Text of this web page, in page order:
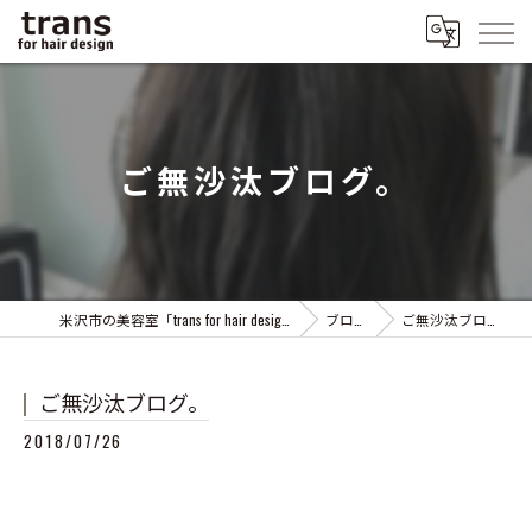
ご無沙汰ブログ。
ブログ ご無沙汰ブログ。
ご無沙汰ブログ。
2018/07/26